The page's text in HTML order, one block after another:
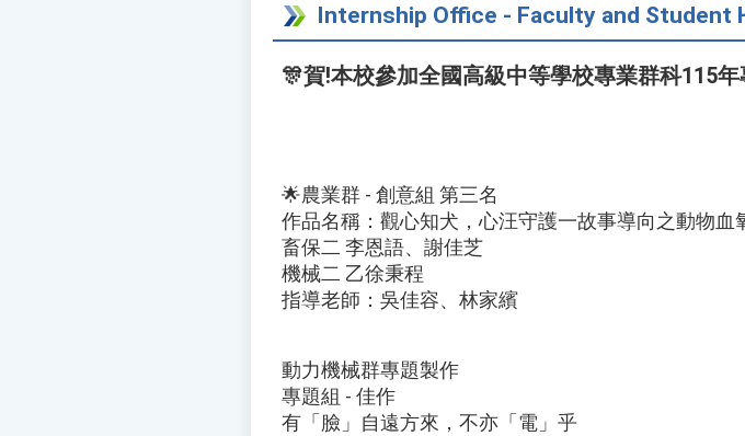
Internship Office - Faculty and Student
🎊賀!本校參加全國高級中等學校專業群科115
🌟農業群 - 創意組 第三名
作品名稱：觀心知犬，心汪守護一故事導向之動物血
畜保二 李恩語、謝佳芝
機械二 乙徐秉程
指導老師：吳佳容、林家繽
動力機械群專題製作
專題組 - 佳作
有「臉」自遠方來，不亦「電」乎